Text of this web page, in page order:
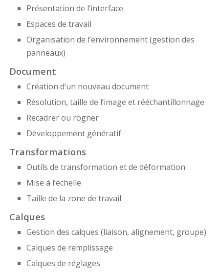
Présentation de l’interface
Espaces de travail
Organisation de l’environnement (gestion des
panneaux)
Document
Création d’un nouveau document
Résolution, taille de l’image et rééchantillonnage
Recadrer ou rogner
Développement génératif
Transformations
Outils de transformation et de déformation
Mise à l’échelle
Taille de la zone de travail
Calques
Gestion des calques (liaison, alignement, groupe)
Calques de remplissage
Calques de réglages